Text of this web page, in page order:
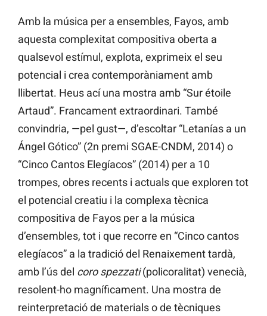
Amb la música per a ensembles, Fayos, amb
aquesta complexitat compositiva oberta a
qualsevol estímul, explota, exprimeix el seu
potencial i crea contemporàniament amb
llibertat. Heus ací una mostra amb “Sur étoile
Artaud”. Francament extraordinari. També
convindria, —pel gust—, d’escoltar “Letanías a un
Ángel Gótico” (2n premi SGAE-CNDM, 2014) o
“Cinco Cantos Elegíacos” (2014) per a 10
trompes, obres recents i actuals que exploren tot
el potencial creatiu i la complexa tècnica
compositiva de Fayos per a la música
d’ensembles, tot i que recorre en “Cinco cantos
elegíacos” a la tradició del Renaixement tardà,
amb l’ús del coro spezzati(policoralitat) venecià,
resolent-ho magníficament. Una mostra de
reinterpretació de materials o de tècniques